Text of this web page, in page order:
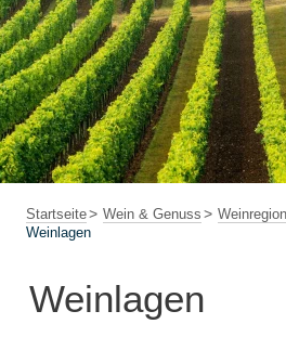
Buchung &
ShopRheinhessen-Blog
Startseite Wein & Genuss Weinregion
Weinlagen
Weinlagen